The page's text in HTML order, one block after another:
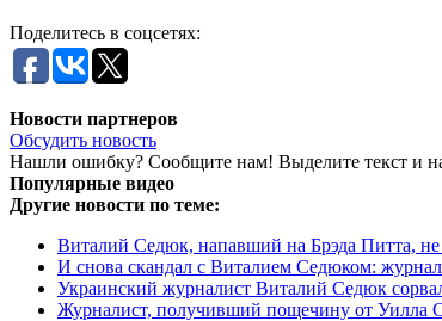
Поделитесь в соцсетях:
Новости партнеров
Обсудить новость
Нашли ошибку? Сообщите нам! Выделите текст и
Популярные видео
Другие новости по теме:
Виталий Седюк, напавший на Брэда Питта, не
И снова скандал с Виталием Седюком:
Украинский журналист Виталий Седюк
Журналист, получивший пощечину от Уилла